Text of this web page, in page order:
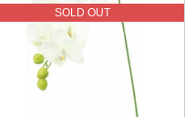
SOLD OUT